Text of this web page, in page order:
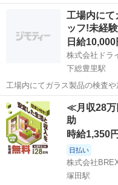
は、ひとつの工程に対し複数
工・梱包などをしていく作業
呼び、食品や工業関係などさ
船橋市 西船橋駅
工場内にて
ッフ!未経
日給10,000
株式会社ドラ
下総豊里駅
工場内にてガラス製品の検査
運び作業あります 商品 ：こ
内 年齢層 ：18〜40くらいま
【即...
千葉 香取郡 下総豊里
≪月収28万
助
時給1,350円
日払い
株式会社
塚田駅